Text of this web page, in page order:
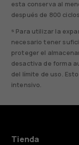
esta conserva al
después de 800
⁵ Para utilizar la
necesario tener
proteger el
desactiva de forma
del límite de uso.
intensivo.
Tienda